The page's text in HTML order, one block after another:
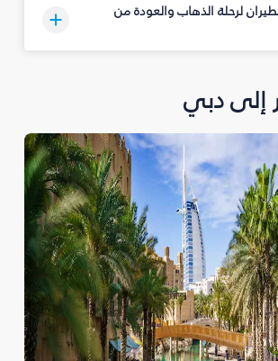
لرحلة الذهاب والعودة من
إلى دبي